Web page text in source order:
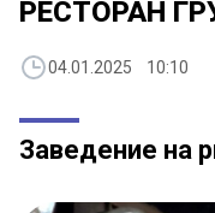
РЕСТОРАН
04.01.2025 10:10
Заведение на